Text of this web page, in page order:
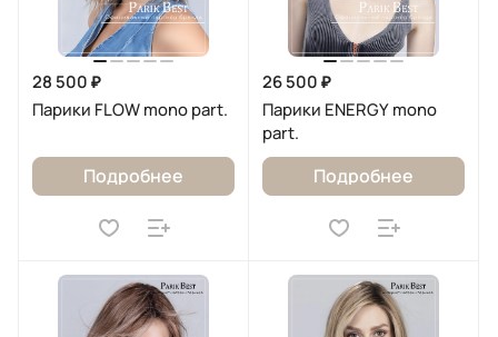
28 500 ₽
Парики FLOW mono part.
Подробнее
26 500 ₽
Парики ENERGY mono
part.
Подробнее